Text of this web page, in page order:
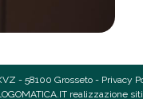
- 58100 Grosseto - Privacy
realizzazione